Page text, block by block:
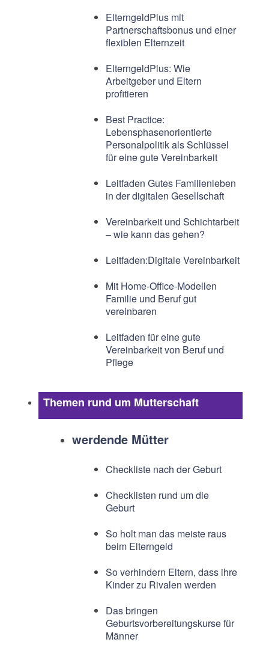
ElterngeldPlus mit
Partnerschaftsbonus und einer
flexiblen Elternzeit
ElterngeldPlus: Wie
Arbeitgeber und Eltern
profitieren
Best Practice:
Lebensphasenorientierte
Personalpolitik als Schlüssel
für eine gute Vereinbarkeit
Leitfaden Gutes Familienleben
in der digitalen Gesellschaft
Vereinbarkeit und Schichtarbeit
– wie kann das gehen?
Leitfaden:Digitale Vereinbarkeit
Mit Home-Office-Modellen
Familie und Beruf gut
vereinbaren
Leitfaden für eine gute
Vereinbarkeit von Beruf und
Pflege
Themen rund um Mutterschaft
werdende Mütter
Checkliste nach der Geburt
Checklisten rund um die
Geburt
So holt man das meiste raus
beim Elterngeld
So verhindern Eltern, dass ihre
Kinder zu Rivalen werden
Das bringen
Geburtsvorbereitungskurse für
Männer